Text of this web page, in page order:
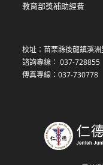
教育部獎補助經費
校址：苗栗縣後龍鎮溪
諮詢專線： 037-728855
傳真專線：037-730778